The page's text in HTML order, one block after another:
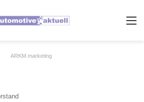
ARKM.marketing